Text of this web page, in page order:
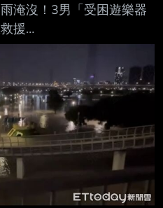
淹沒！3男「受困遊樂器
援
記者黃彥傑、柯振中／
華江雁鴨自然公園，11
件。因強降雨導致一旁淡
園區路面，3名男子受困於
報後緊急出動救援，所幸
命危險。 河水倒灌淹沒園
處
▲萬華3人受
記者黃彥傑翻攝） 受颱